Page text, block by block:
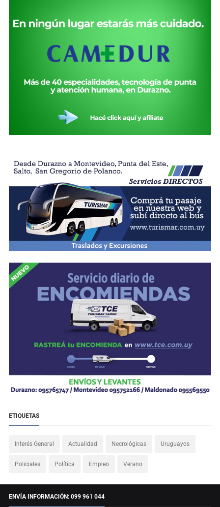
ETIQUETAS
Interés General Actualidad Necrológicas Uruguayos
Policiales Política Empleo Verano
ENVÍA INFORMACIÓN: 099 961 044